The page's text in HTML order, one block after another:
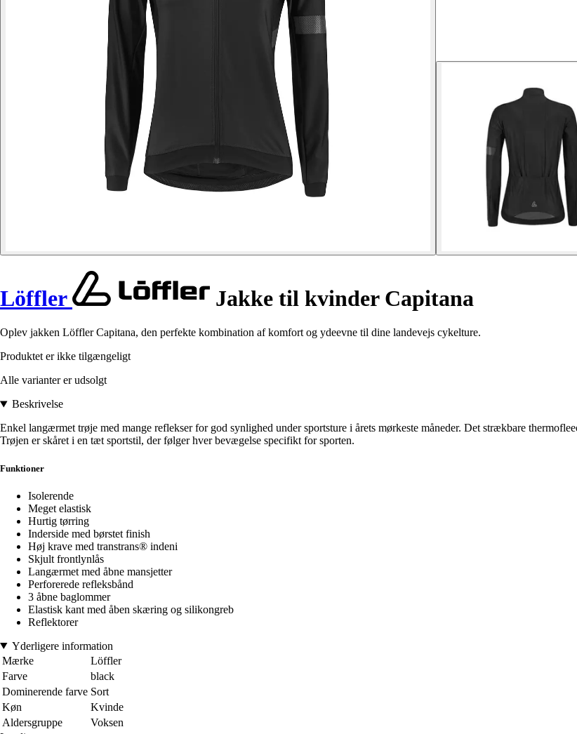
Löffler Jakke til kvinder Capitana
Oplev jakken Löffler Capitana, den perfekte kombination af komfort og ydeevne til dine landevejs cykelture.
Produktet er ikke tilgængeligt
Alle varianter er udsolgt
Beskrivelse
Enkel langærmet trøje med mange reflekser for god synlighed under sportsture i årets mørkeste måneder. Det strækbare
Trøjen er skåret i en tæt sportstil, der følger hver bevægelse specifikt for sporten.
Funktioner
Isolerende
Meget elastisk
Hurtig tørring
Inderside med børstet finish
Høj krave med transtrans® indeni
Skjult frontlynlås
Langærmet med åbne mansjetter
Perforerede refleksbånd
3 åbne baglommer
Elastisk kant med åben skæring og silikongreb
Reflektorer
Yderligere information
Mærke
Löffler
Farve
black
Dominerende farve Sort
Køn
Kvinde
Aldersgruppe
Voksen